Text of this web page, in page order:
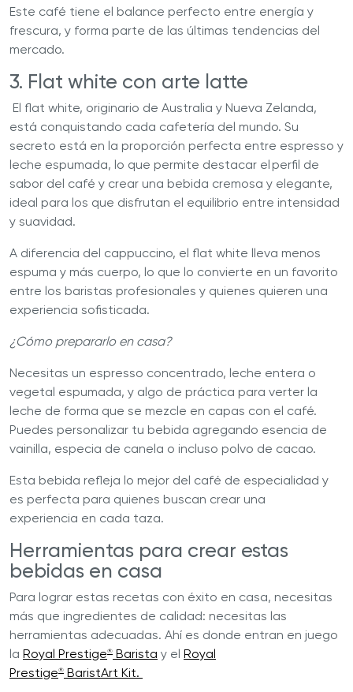
Este café tiene el balance perfecto entre energía y
frescura, y forma parte de las últimas tendencias del
mercado.
3. Flat white con arte latte
El flat white, originario de Australia y Nueva Zelanda,
está conquistando cada cafetería del mundo. Su
secreto está en la proporción perfecta entre espresso y
leche espumada, lo que permite destacar el perfil de
sabor del café y crear una bebida cremosa y elegante,
ideal para los que disfrutan el equilibrio entre intensidad
y suavidad.
A diferencia del cappuccino, el flat white lleva menos
espuma y más cuerpo, lo que lo convierte en un favorito
entre los baristas profesionales y quienes quieren una
experiencia sofisticada.
¿Cómo prepararlo en casa?
Necesitas un espresso concentrado, leche entera o
vegetal espumada, y algo de práctica para verter la
leche de forma que se mezcle en capas con el café.
Puedes personalizar tu bebida agregando esencia de
vainilla, especia de canela o incluso polvo de cacao.
Esta bebida refleja lo mejor del café de especialidad y
es perfecta para quienes buscan crear una
experiencia en cada taza.
Herramientas para crear estas
bebidas en casa
Para lograr estas recetas con éxito en casa, necesitas
más que ingredientes de calidad: necesitas las
herramientas adecuadas. Ahí es donde entran en juego
la Royal Prestige® Barista y el Royal
Prestige® BaristArt Kit.